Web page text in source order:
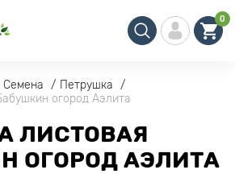
0
Семена
Петрушка
огород Аэлита
ЛИСТОВАЯ
ОГОРОД АЭЛИТА